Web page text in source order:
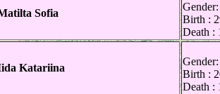
Sofia
Birth :
Death :
Katariina
Birth :
Death :